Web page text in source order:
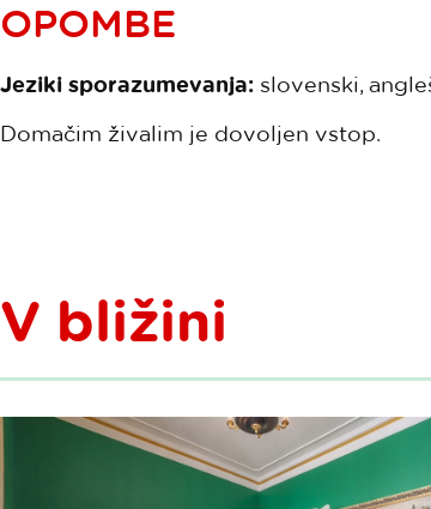
OPOMBE
Jeziki sporazumevanja: slovenski,
Domačim živalim je dovoljen vstop.
V bližini